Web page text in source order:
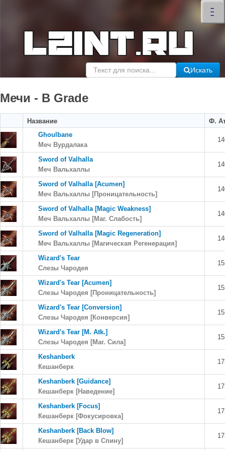
–
–
–
×
Искать
Мечи - B Grade
Название
Ф.
Ghoulbane
Меч Вурдалака
Sword of Valhalla
Меч Вальхаллы
Sword of Valhalla [Acumen]
Меч Вальхаллы [Проницательность]
Sword of Valhalla [Magic Weakness]
Меч Вальхаллы [Маг. Слабость]
Sword of Valhalla [Magic Regeneration]
Меч Вальхаллы [Магическая Регенерация]
Wizard's Tear
Слезы Чародея
Wizard's Tear [Acumen]
Слезы Чародея [Проницательность]
Wizard's Tear [Conversion]
Слезы Чародея [Конверсия]
Wizard's Tear [M. Atk.]
Слезы Чародея [Маг. Сила]
Keshanberk
Кешанберк
Keshanberk [Guidance]
Кешанберк [Наведение]
Keshanberk [Focus]
Кешанберк [Фокусировка]
Keshanberk [Back Blow]
Кешанберк [Удар в Спину]